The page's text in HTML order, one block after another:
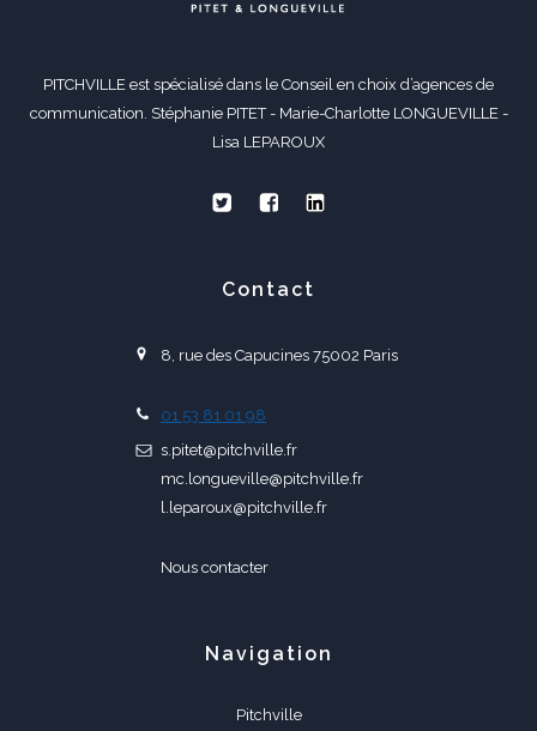
PITCHVILLE est spécialisé dans le Conseil en choix d’agences de
communication. Stéphanie PITET - Marie-Charlotte LONGUEVILLE -
Lisa LEPAROUX
Contact
8, rue des Capucines 75002 Paris
01 53 81 01 98
s.pitet@pitchville.fr
mc.longueville@pitchville.fr
l.leparoux@pitchville.fr
Nous contacter
Navigation
Pitchville